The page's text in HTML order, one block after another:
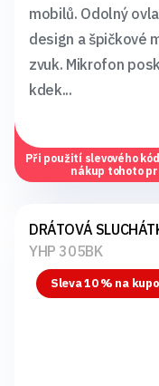
mobilů. Odolný
design a špičkové
zvuk. Mikrofon
kdek...
Při použití slevového
nákup tohoto
DRÁTOVÁ
YHP 305BK
Sleva 10 % na